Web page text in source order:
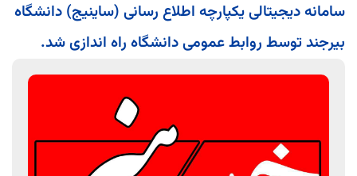
سامانه دیجیتالی یکپارچه اطلاع رسانی (ساینیج) دانشگاه
بیرجند توسط روابط عمومی دانشگاه راه اندازی شد.